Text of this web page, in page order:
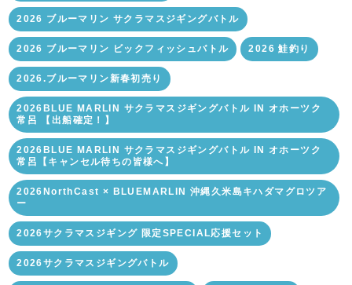
2026 ブルーマリン サクラマスジギングバトル
2026 ブルーマリン ビックフィッシュバトル 2026 鮭釣り
2026.ブルーマリン新春初売り
2026BLUE MARLIN サクラマスジギングバトル IN オホーツク
常呂 【出船確定！】
2026BLUE MARLIN サクラマスジギングバトル IN オホーツク
常呂【キャンセル待ちの皆様へ】
2026NorthCast × BLUEMARLIN 沖縄久米島キハダマグロツア
ー
2026サクラマスジギング 限定SPECIAL応援セット
2026サクラマスジギングバトル